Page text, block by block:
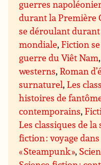
guerres
durant la Première
se déroulant
mondiale,Fiction
guerre du Viêt Nam
westerns,Roman
surnaturel,Les
histoires de
contemporains,
Les classiques de
fiction : voyage
« Steampunk »,